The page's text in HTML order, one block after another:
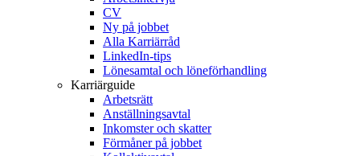
CV
Ny på jobbet
Alla Karriärråd
LinkedIn-tips
Lönesamtal och löneförhandling
Karriärguide
Arbetsrätt
Anställningsavtal
Inkomster och skatter
Förmåner på jobbet